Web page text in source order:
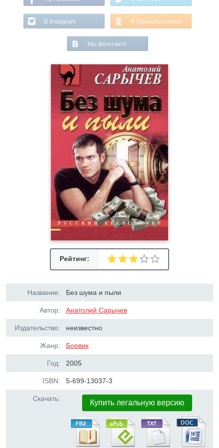
В Instagram В Одноклассниках
Мы Вконтакте
Рейтинг:
Название: Без шума и пыли
Автор: Анатолий Сарычев
Издательство: неизвестно
Жанр: Боевик
Год: 2005
ISBN: 5-699-13037-3
Скачать: Купить легальную версию